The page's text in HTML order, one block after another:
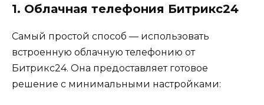
1. Облачная телефония Битрикс24
Самый простой способ — использовать
встроенную облачную телефонию от
Битрикс24. Она предоставляет готовое
решение с минимальными настройками: